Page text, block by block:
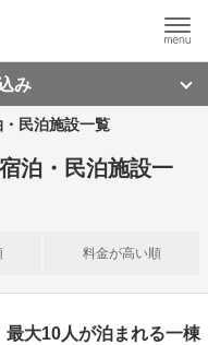
み
民泊施設一覧
宿泊・民泊施設一
料金が高い順
大10人が泊まれる一棟